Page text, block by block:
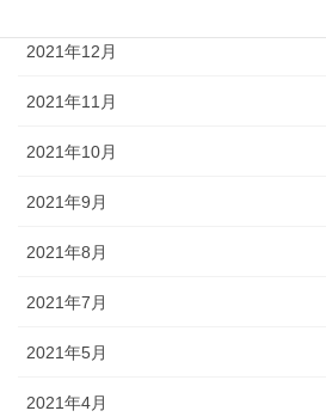
2021年12月
2021年11月
2021年10月
2021年9月
2021年8月
2021年7月
2021年5月
2021年4月